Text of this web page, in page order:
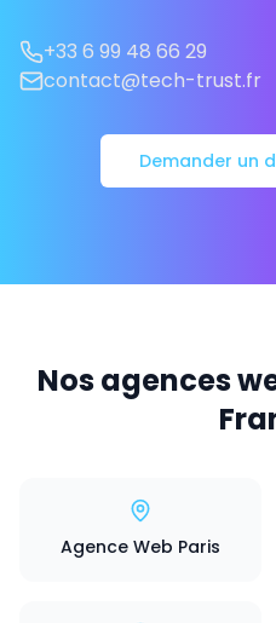
+33 6 99 48 66 29
contact@tech-trust.fr
Demander un
Nos agences
Agence Web Paris